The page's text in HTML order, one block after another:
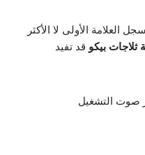
العلامة الأولى لا الأكثر
ثلاجات بيكو قد تفيد
صوت التشغيل